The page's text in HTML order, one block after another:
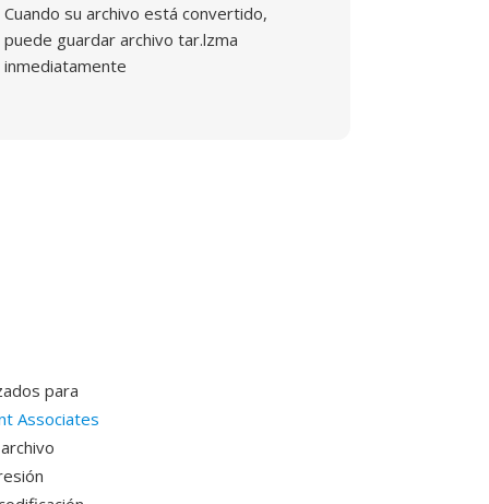
Cuando su archivo está convertido,
puede guardar archivo tar.lzma
inmediatamente
para
Associates